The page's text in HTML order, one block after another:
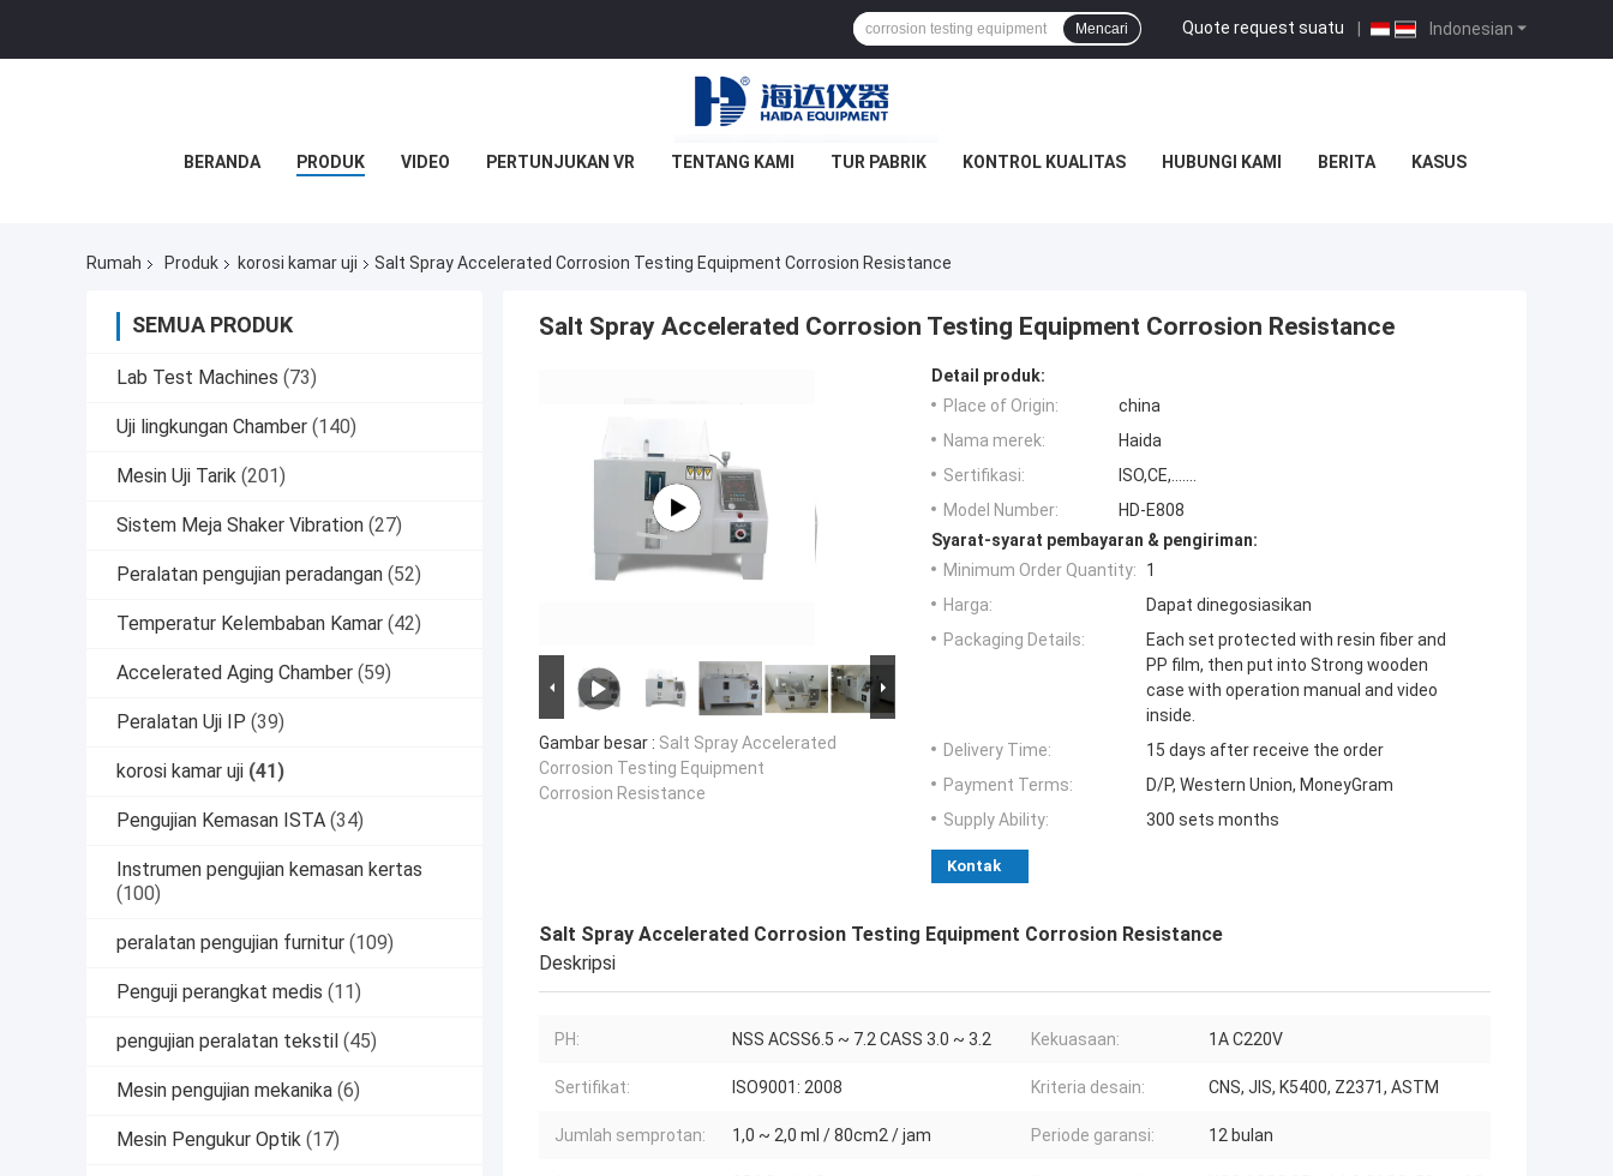
Indonesian
Quote request suatu |
Mencari
BERANDA PRODUK VIDEO PERTUNJUKAN VR TENTANG KAMI TUR PABRIK KONTROL KUALITAS HUBUNGI KAMI BERITA KASUS
Rumah Produk korosi kamar uji Salt Spray Accelerated Corrosion Testing Equipment Corrosion Resistance
SEMUA PRODUK
Lab Test Machines (73)
Uji lingkungan Chamber (140)
Mesin Uji Tarik (201)
Sistem Meja Shaker Vibration (27)
Peralatan pengujian peradangan (52)
Temperatur Kelembaban Kamar (42)
Accelerated Aging Chamber (59)
Peralatan Uji IP (39)
korosi kamar uji (41)
Pengujian Kemasan ISTA (34)
Instrumen pengujian kemasan kertas
(100)
peralatan pengujian furnitur (109)
Penguji perangkat medis (11)
pengujian peralatan tekstil (45)
Mesin pengujian mekanika (6)
Mesin Pengukur Optik (17)
Salt Spray Accelerated Corrosion Testing Equipment Corrosion Resistance
Gambar besar : Salt Spray Accelerated
Corrosion Testing Equipment
Corrosion Resistance
Detail produk:
Place of Origin:
china
Nama merek:
Haida
Sertifikasi:
ISO,CE,.......
Model Number:
HD-E808
Syarat-syarat pembayaran & pengiriman:
Minimum Order Quantity:
1
Harga:
Dapat dinegosiasikan
Packaging Details:
Each set protected with resin fiber and
PP film, then put into Strong wooden
case with operation manual and video
inside.
Delivery Time:
15 days after receive the order
Payment Terms:
D/P, Western Union, MoneyGram
Supply Ability:
300 sets months
Kontak
Salt Spray Accelerated Corrosion Testing Equipment Corrosion Resistance
Deskripsi
PH: NSS ACSS6.5 ~ 7.2 CASS 3.0 ~ 3.2 Kekuasaan: 1A C220V
Sertifikat: ISO9001: 2008 Kriteria desain: CNS, JIS, K5400, Z2371, ASTM
Jumlah semprotan: 1,0 ~ 2,0 ml / 80cm2 / jam Periode garansi: 12 bulan